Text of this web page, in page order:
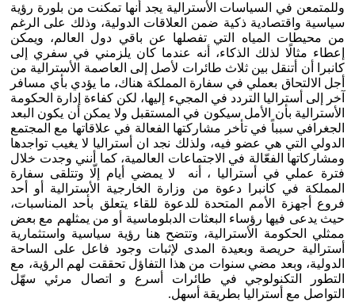
وللمتمعن في السياسات الأسترالية يجد أنها تمكنت من بلورة رؤية
سياسية واقتصادية ذكية ضمن العلاقات الدولية، وذلك على الرغم
من محيطات المياه التي تفصلها عن باقي دول العالم، ويمكن
إعطاء مثالًا لذلك الذكاء، أنه عندما كان يلزمني في سفري إلى
كانبرا أن أتنقل بين ثلاث طائرات لأصل إلى العاصمة الأسترالية من
أجل الالتحاق بعملي في سفارة المملكة هناك، ما يؤدي بأي مسافر
آخر إلى أستراليا التردد في المجيء إليها، لكن كفاءة إدارة الحكومة
الأسترالية بأن الأمل سيكون في المستقبل ولا يمكن أن يكون البعد
الجغرافي سبباً في تأخر مشاركتها الفعالة في علاقاتها مع المجتمع
الدولي التي هي عضو فيه، ولذلك نجد ان أستراليا لا يغيب تواجدها
ومشاركاتها الفعّالة في الاجتماعات العالمية، كما أنني وجدت خلال
فترة عملي في أستراليا ، أنه لا يمضي أيام إلّا وتتلقى سفارة
المملكة في كانبرا دعوة من وزارة الخارجية الأسترالية أو أحد
فروع أجهزة الأمم المتحدة للدعوة للقاء يتعلق بأحد المناسبات،
حيث يدعى فيها رؤساء البعثات الدبلوماسية أو من يمثلهم مع بعض
ممثلي الحكومة الأسترالية، وتتضح هنا رؤية سياسية واستثمارية
أسترالية حريصة وبعيدة المدى لإثبات وجود فاعل على الساحة
الدولية، وبعد مضي سنوات من هذا التفاؤل تحققت لهم الرؤية، مع
التطور التكنولوجي في طائرات أسرع و اتصال مرئي سهّل
التواصل مع أستراليا بطريقة أسهل.